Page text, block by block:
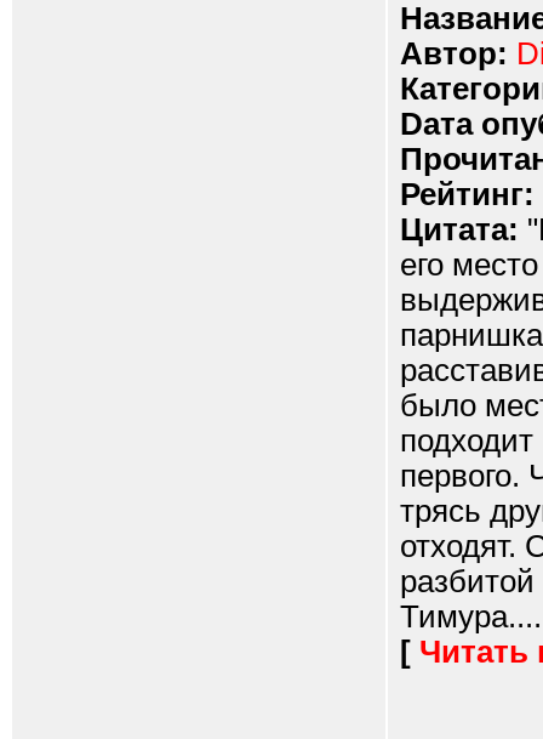
Автор:
Dата
Рейтинг:
Цитата:
его
было
первого.
трясь
отходят.
[ Читать